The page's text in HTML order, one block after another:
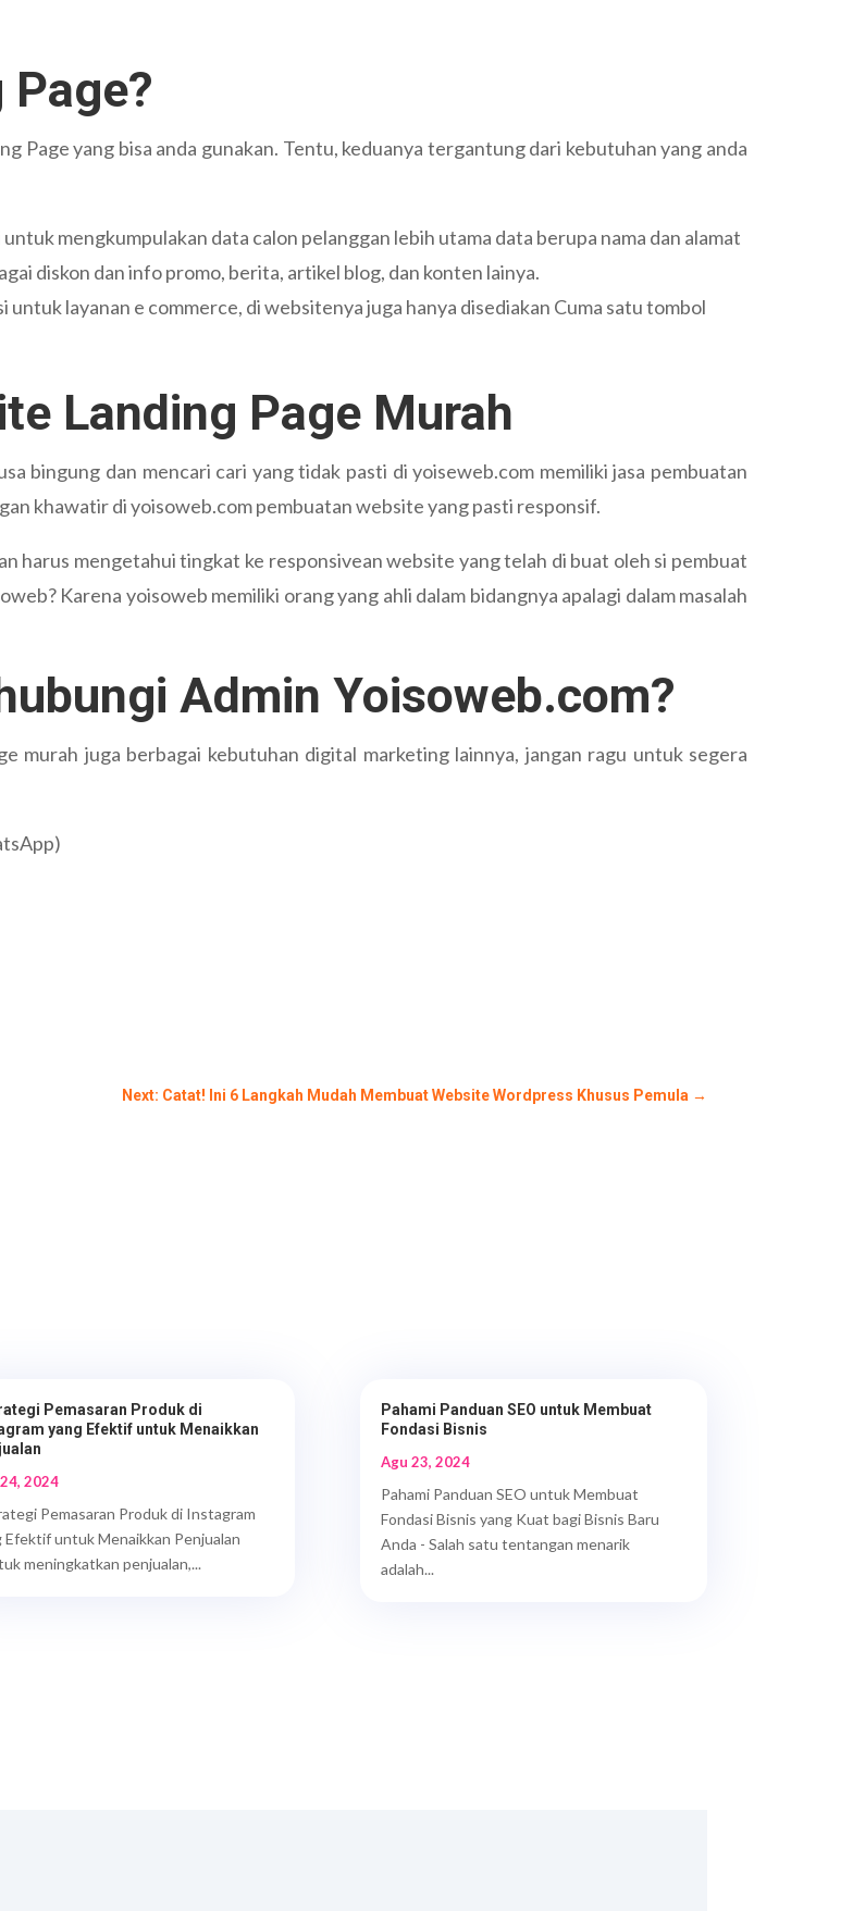
Page yang bisa anda gunakan. Tentu, keduanya tergantung dari kebutuhan yang anda
mengkumpulakan data calon pelanggan lebih utama data berupa nama dan alamat
diskon dan info promo, berita, artikel blog, dan konten lainya.
layanan e commerce, di websitenya juga hanya disediakan Cuma satu tombol
Landing Page Murah
bingung dan mencari cari yang tidak pasti di yoiseweb.com memiliki jasa pembuatan
khawatir di yoisoweb.com pembuatan website yang pasti responsif.
harus mengetahui tingkat ke responsivean website yang telah di buat oleh si pembuat
Karena yoisoweb memiliki orang yang ahli dalam bidangnya apalagi dalam masalah
Admin Yoisoweb.com?
murah juga berbagai kebutuhan digital marketing lainnya, jangan ragu untuk segera
Next: Catat! Ini 6 Langkah Mudah Membuat Website Wordpress Khusus Pemula →
Pemasaran Produk di
yang Efektif untuk Menaikkan
2024
Pemasaran Produk di Instagram
Efektif untuk Menaikkan Penjualan
meningkatkan penjualan,...
Pahami Panduan SEO untuk Membuat
Fondasi Bisnis
Agu 23, 2024
Pahami Panduan SEO untuk Membuat
Fondasi Bisnis yang Kuat bagi Bisnis Baru
Anda - Salah satu tentangan menarik
adalah...